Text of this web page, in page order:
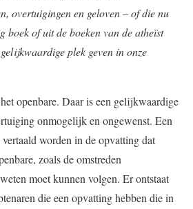
overtuigingen en geloven – of die nu
boek of uit de boeken van de atheïst
plek geven in onze
openbare. Daar is een gelijkwaardige
onmogelijk en ongewenst. Een
worden in de opvatting dat
zoals de omstreden
moet kunnen volgen. Er ontstaat
die een opvatting hebben die in